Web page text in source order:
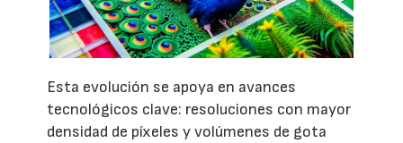
Esta evolución se apoya en avances
tecnológicos clave: resoluciones con mayor
densidad de píxeles y volúmenes de gota